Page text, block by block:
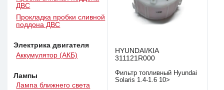
ДВС
Прокладка пробки сливной
поддона ДВС
Электрика двигателя
Аккумулятор (АКБ)
Лампы
Лампа ближнего света
HYUNDAI/KIA
311121R000
Фильтр топливный Hyundai
Solaris 1.4-1.6 10>